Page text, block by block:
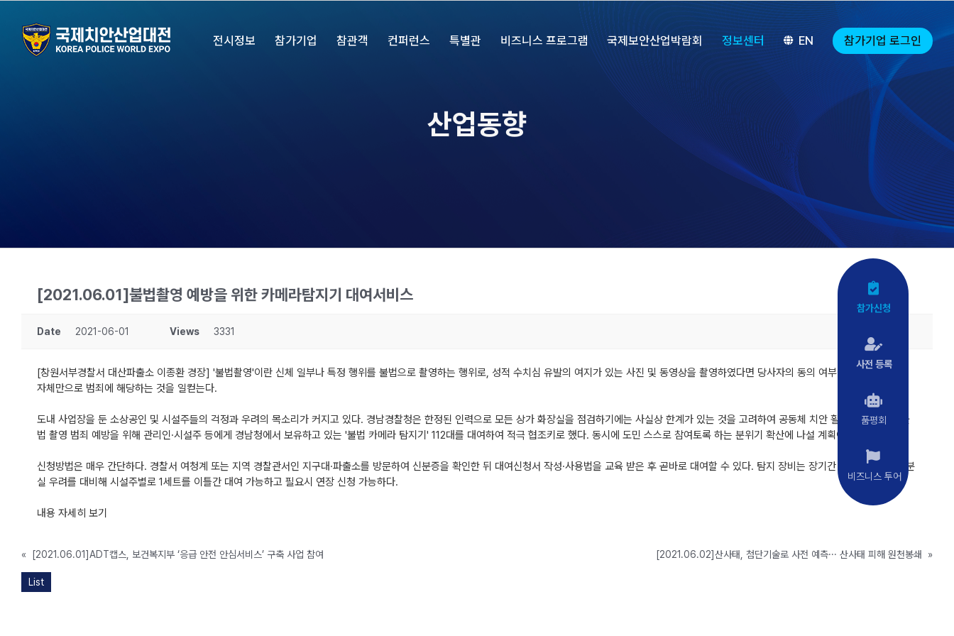
content
전시정보 참가기업 참관객 컨퍼런스 특별관 비즈니스 프로그램 국제보안산업박람회 정보센터 EN 참가기업 로그인
산업동향
[2021.06.01]불법촬영 예방을 위한 카메라탐지기 대여서비스
Date 2021-06-01 Views 3331
[창원서부경찰서 대산파출소 이종환 경장] '불법촬영'이란 신체 일부나 특정 행위를 불법으로 촬영하는 행위로, 성적 수치심 유발의 여지가 있는 사진 및 동영상을 촬영하였다면 당사자의 동의 여부에 상관없이 촬영
자체만으로 범죄에 해당하는 것을 일컫는다.
도내 사업장을 둔 소상공인 및 시설주들의 걱정과 우려의 목소리가 커지고 있다. 경남경찰청은 한정된 인력으로 모든 상가 화장실을 점검하기에는 사실상 한계가 있는 것을 고려하여 공동체 치안 활동의 일환으로 불
법 촬영 범죄 예방을 위해 관리인·시설주 등에게 경남청에서 보유하고 있는 '불법 카메라 탐지기' 112대를 대여하여 적극 협조키로 했다. 동시에 도민 스스로 참여토록 하는 분위기 확산에 나설 계획이다.
신청방법은 매우 간단하다. 경찰서 여청계 또는 지역 경찰관서인 지구대·파출소를 방문하여 신분증을 확인한 뒤 대여신청서 작성·사용법을 교육 받은 후 곧바로 대여할 수 있다. 탐지 장비는 장기간 대여 시 훼손 및 분
실 우려를 대비해 시설주별로 1세트를 이틀간 대여 가능하고 필요시 연장 신청 가능하다.
내용 자세히 보기
« [2021.06.01]ADT캡스, 보건복지부 ‘응급 안전 안심서비스’ 구축 사업 참여 [2021.06.02]산사태, 첨단기술로 사전 예측··· 산사태 피해 원천봉쇄 »
List
참가신청
사전 등록
품평회
비즈니스 투어